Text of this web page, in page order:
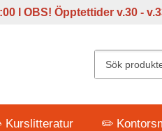
l OBS! Öpptettider v.30 -
Kurslitteratur ✏️